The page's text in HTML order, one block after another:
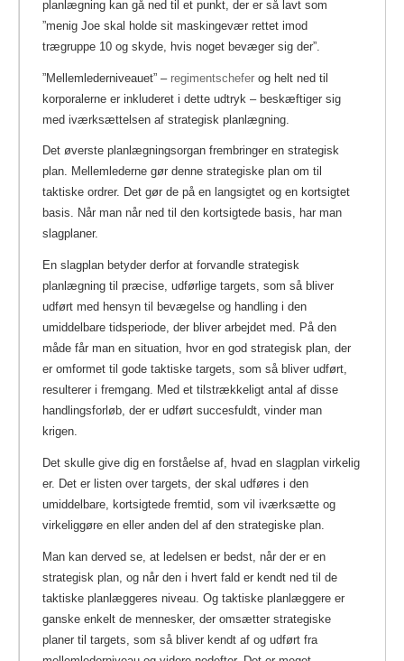
planlægning kan gå ned til et punkt, der er så lavt som
”menig Joe skal holde sit maskingevær rettet imod
trægruppe 10 og skyde, hvis noget bevæger sig der”.
”Mellemlederniveauet” – regimentschefer og helt ned til
korporalerne er inkluderet i dette udtryk – beskæftiger sig
med iværksættelsen af strategisk planlægning.
Det øverste planlægningsorgan frembringer en strategisk
plan. Mellemlederne gør denne strategiske plan om til
taktiske ordrer. Det gør de på en langsigtet og en kortsigtet
basis. Når man når ned til den kortsigtede basis, har man
slagplaner.
En slagplan betyder derfor at forvandle strategisk
planlægning til præcise, udførlige targets, som så bliver
udført med hensyn til bevægelse og handling i den
umiddelbare tidsperiode, der bliver arbejdet med. På den
måde får man en situation, hvor en god strategisk plan, der
er omformet til gode taktiske targets, som så bliver udført,
resulterer i fremgang. Med et tilstrækkeligt antal af disse
handlingsforløb, der er udført succesfuldt, vinder man
krigen.
Det skulle give dig en forståelse af, hvad en slagplan virkelig
er. Det er listen over targets, der skal udføres i den
umiddelbare, kortsigtede fremtid, som vil iværksætte og
virkeliggøre en eller anden del af den strategiske plan.
Man kan derved se, at ledelsen er bedst, når der er en
strategisk plan, og når den i hvert fald er kendt ned til de
taktiske planlæggeres niveau. Og taktiske planlæggere er
ganske enkelt de mennesker, der omsætter strategiske
planer til targets, som så bliver kendt af og udført fra